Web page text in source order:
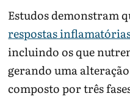
Estudos demonstram
respostas
incluindo os que
gerando uma
composto por três